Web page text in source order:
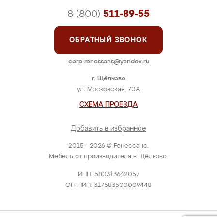
2015 - 2026 © Ренессанс.
Мебель от производителя в Щёлково.
ИНН: 580313642057
ОГРНИП: 317583500009448
г. Щёлково
ул. Московская, 70А
СХЕМА ПРОЕЗДА
Добавить в избранное
8 (800) 511-89-55
ОБРАТНЫЙ ЗВОНОК
corp-renessans@yandex.ru